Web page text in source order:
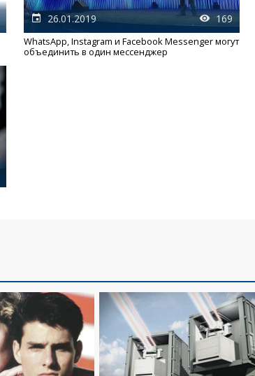
26.01.2019 169
WhatsApp, Instagram и Facebook Messenger могут
объединить в один мессенджер